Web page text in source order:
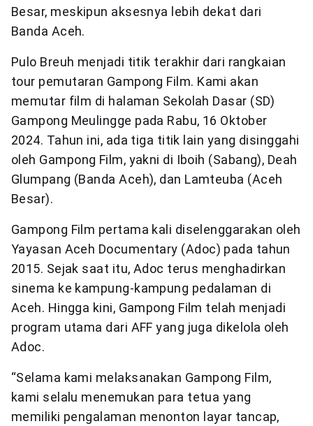
Besar, meskipun aksesnya lebih dekat dari
Banda Aceh.
Pulo Breuh menjadi titik terakhir dari rangkaian
tour pemutaran Gampong Film. Kami akan
memutar film di halaman Sekolah Dasar (SD)
Gampong Meulingge pada Rabu, 16 Oktober
2024. Tahun ini, ada tiga titik lain yang disinggahi
oleh Gampong Film, yakni di Iboih (Sabang), Deah
Glumpang (Banda Aceh), dan Lamteuba (Aceh
Besar).
Gampong Film pertama kali diselenggarakan oleh
Yayasan Aceh Documentary (Adoc) pada tahun
2015. Sejak saat itu, Adoc terus menghadirkan
sinema ke kampung-kampung pedalaman di
Aceh. Hingga kini, Gampong Film telah menjadi
program utama dari AFF yang juga dikelola oleh
Adoc.
“Selama kami melaksanakan Gampong Film,
kami selalu menemukan para tetua yang
memiliki pengalaman menonton layar tancap,